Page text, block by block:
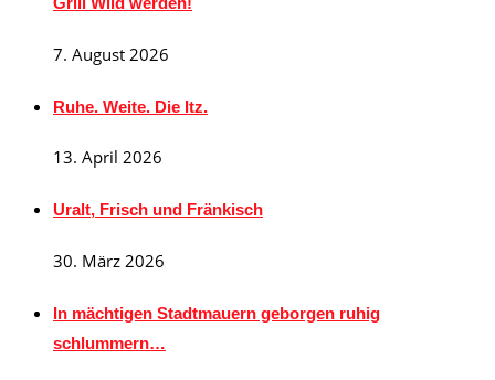
7. August 2026
Ruhe. Weite. Die Itz.
13. April 2026
Uralt, Frisch und Fränkisch
30. März 2026
In mächtigen Stadtmauern geborgen ruhig
schlummern…